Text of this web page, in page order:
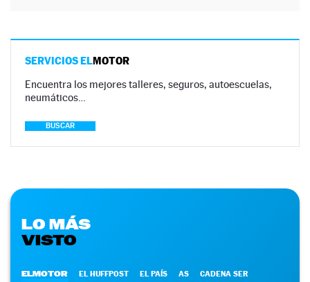
SERVICIOS ELMOTOR
Encuentra los mejores talleres, seguros, autoescuelas,
neumáticos…
BUSCAR
LO MÁS
VISTO
ELMOTOR EL HUFFPOST EL PAÍS AS CADENA SER